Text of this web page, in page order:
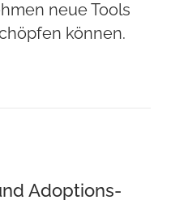
neue Tools
können.
Adoptions-